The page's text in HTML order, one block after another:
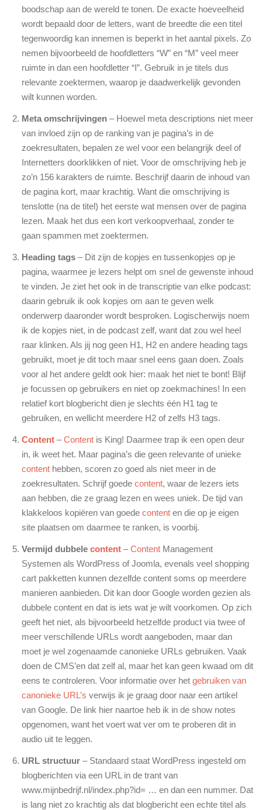
boodschap aan de wereld te tonen. De exacte hoeveelheid
wordt bepaald door de letters, want de breedte die een titel
tegenwoordig kan innemen is beperkt in het aantal pixels. Zo
nemen bijvoorbeeld de hoofdletters “W” en “M” veel meer
ruimte in dan een hoofdletter “I”. Gebruik in je titels dus
relevante zoektermen, waarop je daadwerkelijk gevonden
wilt kunnen worden.
Meta omschrijvingen – Hoewel meta descriptions niet meer
van invloed zijn op de ranking van je pagina’s in de
zoekresultaten, bepalen ze wel voor een belangrijk deel of
Internetters doorklikken of niet. Voor de omschrijving heb je
zo’n 156 karakters de ruimte. Beschrijf daarin de inhoud van
de pagina kort, maar krachtig. Want die omschrijving is
tenslotte (na de titel) het eerste wat mensen over de pagina
lezen. Maak het dus een kort verkoopverhaal, zonder te
gaan spammen met zoektermen.
Heading tags – Dit zijn de kopjes en tussenkopjes op je
pagina, waarmee je lezers helpt om snel de gewenste inhoud
te vinden. Je ziet het ook in de transcriptie van elke podcast:
daarin gebruik ik ook kopjes om aan te geven welk
onderwerp daaronder wordt besproken. Logischerwijs noem
ik de kopjes niet, in de podcast zelf, want dat zou wel heel
raar klinken. Als jij nog geen H1, H2 en andere heading tags
gebruikt, moet je dit toch maar snel eens gaan doen. Zoals
voor al het andere geldt ook hier: maak het niet te bont! Blijf
je focussen op gebruikers en niet op zoekmachines! In een
relatief kort blogbericht dien je slechts één H1 tag te
gebruiken, en wellicht meerdere H2 of zelfs H3 tags.
Content –Content is King! Daarmee trap ik een open deur
in, ik weet het. Maar pagina’s die geen relevante of unieke
content hebben, scoren zo goed als niet meer in de
zoekresultaten. Schrijf goede content, waar de lezers iets
aan hebben, die ze graag lezen en wees uniek. De tijd van
klakkeloos kopiëren van goede content en die op je eigen
site plaatsen om daarmee te ranken, is voorbij.
Vermijd dubbele content –Content Management
Systemen als WordPress of Joomla, evenals veel shopping
cart pakketten kunnen dezelfde content soms op meerdere
manieren aanbieden. Dit kan door Google worden gezien als
dubbele content en dat is iets wat je wilt voorkomen. Op zich
geeft het niet, als bijvoorbeeld hetzelfde product via twee of
meer verschillende URLs wordt aangeboden, maar dan
moet je wel zogenaamde canonieke URLs gebruiken. Vaak
doen de CMS’en dat zelf al, maar het kan geen kwaad om dit
eens te controleren. Voor informatie over het gebruiken van
canonieke URL’s verwijs ik je graag door naar een artikel
van Google. De link hier naartoe heb ik in de show notes
opgenomen, want het voert wat ver om te proberen dit in
audio uit te leggen.
URL structuur – Standaard staat WordPress ingesteld om
blogberichten via een URL in de trant van
www.mijnbedrijf.nl/index.php?id= … en dan een nummer. Dat
is lang niet zo krachtig als dat blogbericht een echte titel als